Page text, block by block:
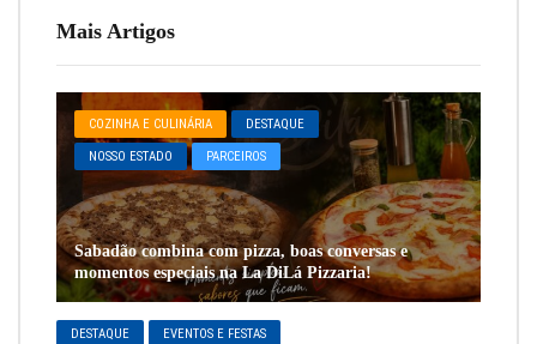
Mais Artigos
COZINHA E CULINÁRIA DESTAQUE
NOSSO ESTADO PARCEIROS
Sabadão combina com pizza, boas conversas e
momentos especiais na La DiLá Pizzaria!
DESTAQUE EVENTOS E FESTAS